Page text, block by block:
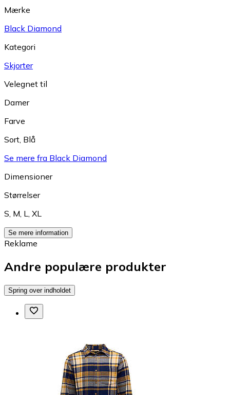
Mærke
Black Diamond
Kategori
Skjorter
Velegnet til
Damer
Farve
Sort Blå
Se mere fra Black Diamond
Dimensioner
Størrelser
S M L XL
Se mere information
Reklame
Andre populære produkter
Spring over indholdet